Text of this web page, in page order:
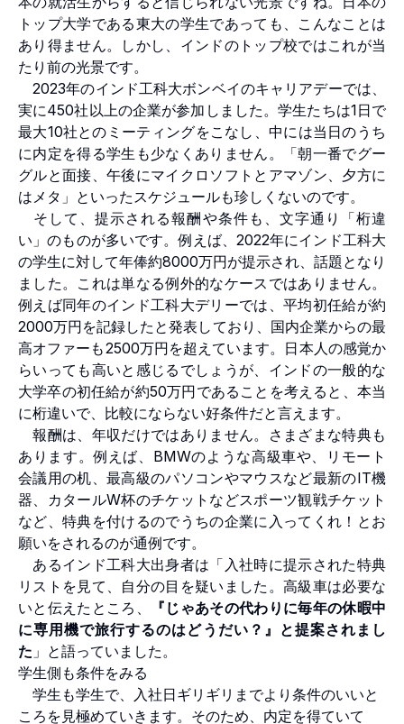
トップ大学である東大の学生であっても、こんなことは
あり得ません。しかし、インドのトップ校ではこれが当
たり前の光景です。
2023年のインド工科大ボンベイのキャリアデーでは、
実に450社以上の企業が参加しました。学生たちは1日で
最大10社とのミーティングをこなし、中には当日のうち
に内定を得る学生も少なくありません。「朝一番でグー
グルと面接、午後にマイクロソフトとアマゾン、夕方に
はメタ」といったスケジュールも珍しくないのです。
そして、提示される報酬や条件も、文字通り「桁違
い」のものが多いです。例えば、2022年にインド工科大
の学生に対して年俸約8000万円が提示され、話題となり
ました。これは単なる例外的なケースではありません。
例えば同年のインド工科大デリーでは、平均初任給が約
2000万円を記録したと発表しており、国内企業からの最
高オファーも2500万円を超えています。日本人の感覚か
らいっても高いと感じるでしょうが、インドの一般的な
大学卒の初任給が約50万円であることを考えると、本当
に桁違いで、比較にならない好条件だと言えます。
報酬は、年収だけではありません。さまざまな特典も
あります。例えば、BMWのような高級車や、リモート
会議用の机、最高級のパソコンやマウスなど最新のIT機
器、カタールW杯のチケットなどスポーツ観戦チケット
など、特典を付けるのでうちの企業に入ってくれ！とお
願いをされるのが通例です。
あるインド工科大出身者は「入社時に提示された特典
リストを見て、自分の目を疑いました。高級車は必要な
いと伝えたところ、
『じゃあその代わりに毎年の休暇中
に専用機で旅行するのはどうだい？』と提案されまし
た 」と語っていました。
学生側も条件をみる
学生も学生で、入社日ギリギリまでより条件のいいと
ころを見極めていきます。そのため、内定を得ていて